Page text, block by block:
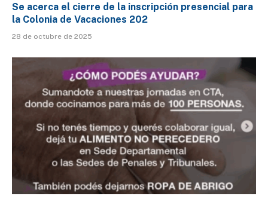
Se acerca el cierre de la inscripción presencial para
la Colonia de Vacaciones 202
28 de octubre de 2025